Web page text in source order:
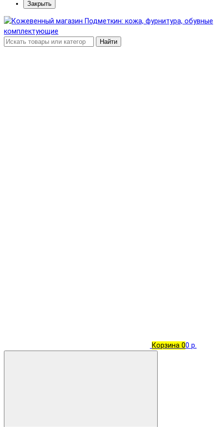
Закрыть
Найти
Корзина 00 р.